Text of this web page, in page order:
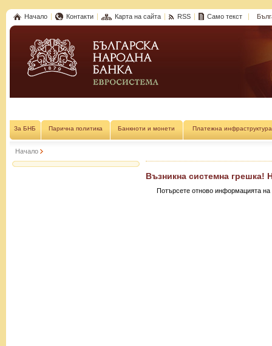
Начало Контакти Карта на сайта RSS Само текст
За БНБ Парична политика Банкноти и монети Платежна инфраструктура
Начало
Възникна системна грешка!
Потърсете отново информацията на